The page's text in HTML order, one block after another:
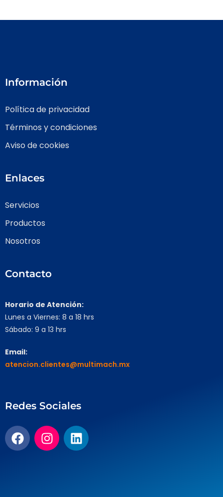
Información
Política de privacidad
Términos y condiciones
Aviso de cookies
Enlaces
Servicios
Productos
Nosotros
Contacto
Horario de Atención:
Lunes a Viernes: 8 a 18 hrs
Sábado: 9 a 13 hrs
Email:
atencion.clientes@multimach.mx
Redes Sociales